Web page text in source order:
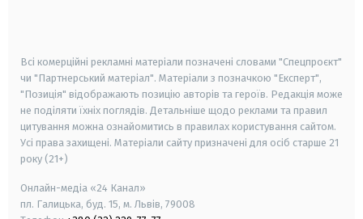
Всі комерційні рекламні матеріали позначені словами "Спецпроєкт"
чи "Партнерський матеріал". Матеріали з позначкою "Експерт",
"Позиція" відображають позицію авторів та героїв. Редакція може
не поділяти їхніх поглядів. Детальніше щодо реклами та правил
цитування можна ознайомитись в правилах користування сайтом.
Усі права захищені. Матеріали сайту призначені для осіб старше 21
року (21+)
Онлайн-медіа «24 Канал»
пл. Галицька, буд. 15, м. Львів, 79008